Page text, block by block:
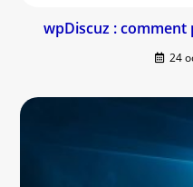
wpDiscuz :
24